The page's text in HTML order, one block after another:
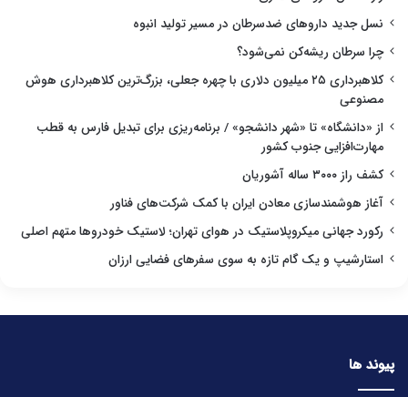
نسل جدید داروهای ضدسرطان در مسیر تولید انبوه
چرا سرطان ریشه‌کن نمی‌شود؟
کلاهبرداری ۲۵ میلیون دلاری با چهره جعلی، بزرگ‌ترین کلاهبرداری هوش
مصنوعی
از «دانشگاه» تا «شهر دانشجو» / برنامه‌ریزی برای تبدیل فارس به قطب
مهارت‌افزایی جنوب کشور
کشف راز ۳۰۰۰ ساله آشوریان
آغاز هوشمندسازی معادن ایران با کمک شرکت‌های فناور
رکورد جهانی میکروپلاستیک در هوای تهران؛ لاستیک خودروها متهم اصلی
استارشیپ و یک گام تازه به سوی سفرهای فضایی ارزان
پیوند ها